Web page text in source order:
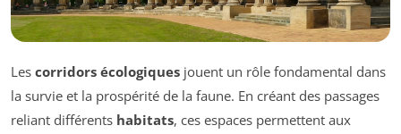
Les corridors écologiques jouent un rôle fondamental dans
la survie et la prospérité de la faune. En créant des passages
reliant différents habitats, ces espaces permettent aux